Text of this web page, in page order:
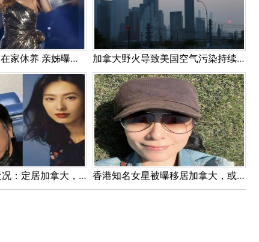
席琳狄翁因罕病在家休养 亲姊曝目前无药可医! 加拿大野火导致美国空气污染持续（高清组图）！
60岁歌手王杰近况：定居加拿大，被曝与富婆爱得投入，彻底躺平！ 香港知名女星被曝移居加拿大，或将彻底息影，丈夫留在国内赚钱!